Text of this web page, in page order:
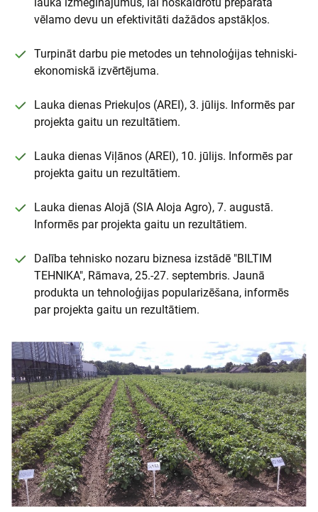
vēlamo devu un efektivitāti dažādos apstākļos.
Turpināt darbu pie metodes un tehnoloģijas tehniski-
ekonomiskā izvērtējuma.
Lauka dienas Priekuļos (AREI), 3. jūlijs. Informēs par
projekta gaitu un rezultātiem.
Lauka dienas Viļānos (AREI), 10. jūlijs. Informēs par
projekta gaitu un rezultātiem.
Lauka dienas Alojā (SIA Aloja Agro), 7. augustā.
Informēs par projekta gaitu un rezultātiem.
Dalība tehnisko nozaru biznesa izstādē "BILTIM
TEHNIKA", Rāmava, 25.-27. septembris. Jaunā
produkta un tehnoloģijas popularizēšana, informēs
par projekta gaitu un rezultātiem.